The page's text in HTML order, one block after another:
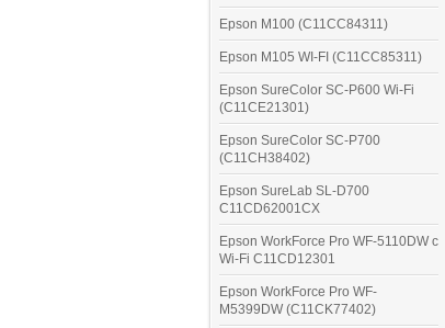
Epson M100 (C11CC84311)
Epson M105 WI-FI (C11CC85311)
Epson SureColor SC-P600 Wi-Fi
(C11CE21301)
Epson SureColor SC-P700
(C11CH38402)
Epson SureLab SL-D700
C11CD62001CX
Epson WorkForce Pro WF-5110DW с
Wi-Fi C11CD12301
Epson WorkForce Pro WF-
M5399DW (C11CK77402)